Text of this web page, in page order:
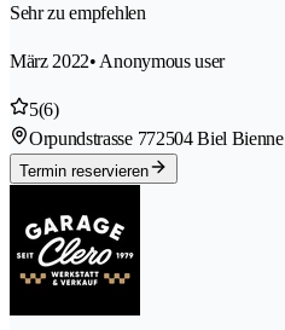
Sehr zu empfehlen
März 2022• Anonymous user
5(6)
Orpundstrasse 772504 Biel Bienne
Termin reservieren